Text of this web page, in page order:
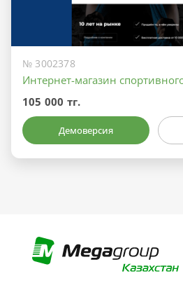
№ 3002378
Интернет-магазин
105 000 тг.
Демоверсия